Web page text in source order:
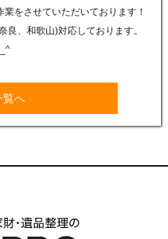
をさせていただいております！
良、和歌山)対応しております。
覧へ